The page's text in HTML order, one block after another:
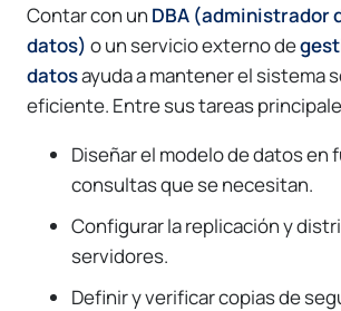
Contar con un DBA (administrador
datos) o un servicio externo de
datosayuda a mantener el sistema
eficiente. Entre sus tareas
Diseñar el modelo de datos en
consultas que se necesitan.
Configurar la replicación y
servidores.
Definir y verificar copias de